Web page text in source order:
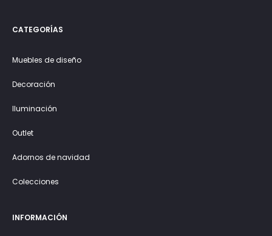
CATEGORÍAS
Muebles de diseño
Decoración
Iluminación
Outlet
Adornos de navidad
Colecciones
INFORMACIÓN